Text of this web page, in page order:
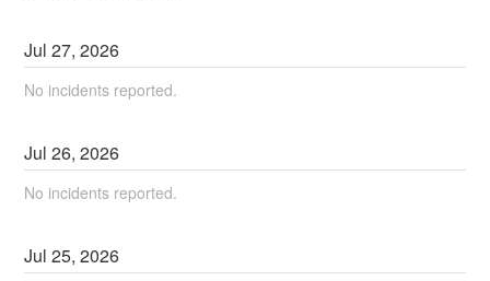
Jul27,2026
No incidents reported.
Jul26,2026
No incidents reported.
Jul25,2026